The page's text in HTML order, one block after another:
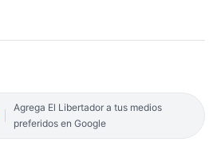
Agrega El Libertador a tus medios
preferidos en Google